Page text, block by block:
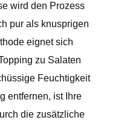
wird den Prozess
pur als knusprigen
eignet sich
zu Salaten
Feuchtigkeit
entfernen, ist Ihre
die zusätzliche